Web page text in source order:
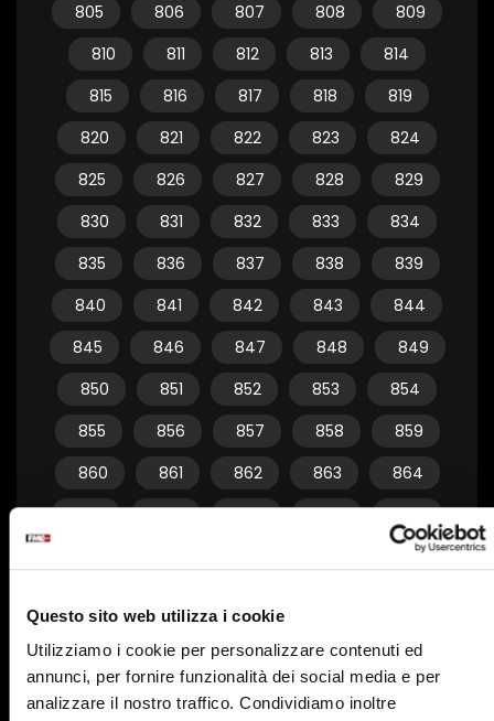
Questo sito web utilizza i cookie
Utilizziamo i cookie per personalizzare contenuti ed
annunci, per fornire funzionalità dei social media e per
analizzare il nostro traffico. Condividiamo inoltre
805
806 807 808
809
810
811 812 813
814
815
816 817 818
819
820
821 822 823
824
825
826 827 828
829
830
831 832 833
834
835
836 837 838
839
840
841 842 843
844
845
846 847 848
849
850
851 852 853
854
855
856 857 858
859
860
861 862 863
864
865
866 867 868
869
874
881
884
885
886 887 888
889